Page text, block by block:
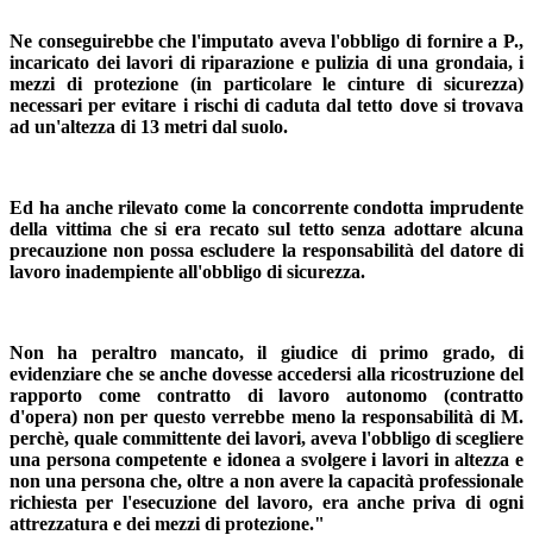
Ne conseguirebbe che l'imputato aveva l'obbligo di fornire a P.,
incaricato dei lavori di riparazione e pulizia di una grondaia, i
mezzi di protezione (in particolare le cinture di sicurezza)
necessari per evitare i rischi di caduta dal tetto dove si trovava
ad un'altezza di 13 metri dal suolo.
Ed ha anche rilevato come la concorrente condotta imprudente
della vittima che si era recato sul tetto senza adottare alcuna
precauzione non possa escludere la responsabilità del datore di
lavoro inadempiente all'obbligo di sicurezza.
Non ha peraltro mancato, il giudice di primo grado, di
evidenziare che se anche dovesse accedersi alla ricostruzione del
rapporto come contratto di lavoro autonomo (contratto
d'opera) non per questo verrebbe meno la responsabilità di M.
perchè, quale committente dei lavori, aveva l'obbligo di scegliere
una persona competente e idonea a svolgere i lavori in altezza e
non una persona che, oltre a non avere la capacità professionale
richiesta per l'esecuzione del lavoro, era anche priva di ogni
attrezzatura e dei mezzi di protezione."